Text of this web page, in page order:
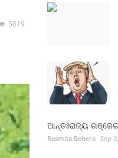
5819
ଆନ୍ତଃରାଜ୍ୟ ଗଞ୍ଜେଇ
Rasmita Behera Sep